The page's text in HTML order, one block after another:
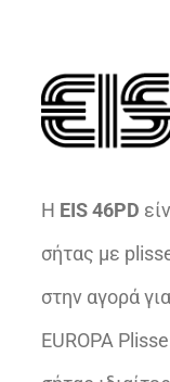
Η EIS 46PD
σήτας με
στην αγορά
EUROPA